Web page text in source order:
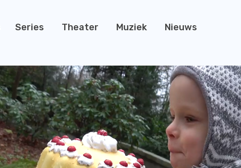
Series Theater Muziek Nieuws